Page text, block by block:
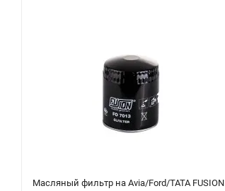
Масляный фильтр на Avia/Ford/TATA FUSION